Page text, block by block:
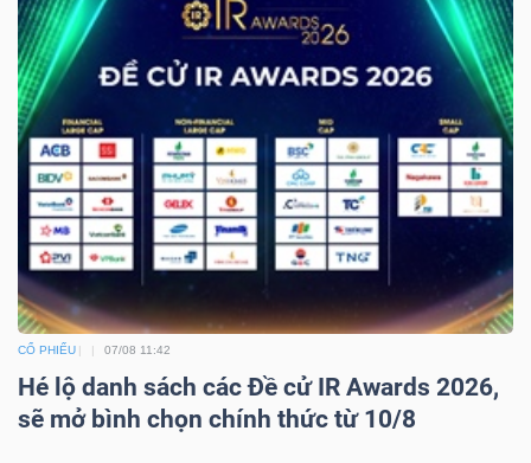
CỔ PHIẾU 07/08 11:42
Hé lộ danh sách các Đề cử IR Awards 2026,
sẽ mở bình chọn chính thức từ 10/8